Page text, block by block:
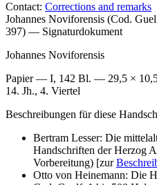
Contact: Corrections and remarks
Johannes Noviforensis (Cod.
397) — Signaturdokument
Johannes Noviforensis
Papier — I, 142 Bl. — 29,5 ×
14. Jh., 4. Viertel
Beschreibungen für diese
Bertram Lesser: Die
Handschriften der Herzog
Vorbereitung) [zur
Otto von Heinemann: Die